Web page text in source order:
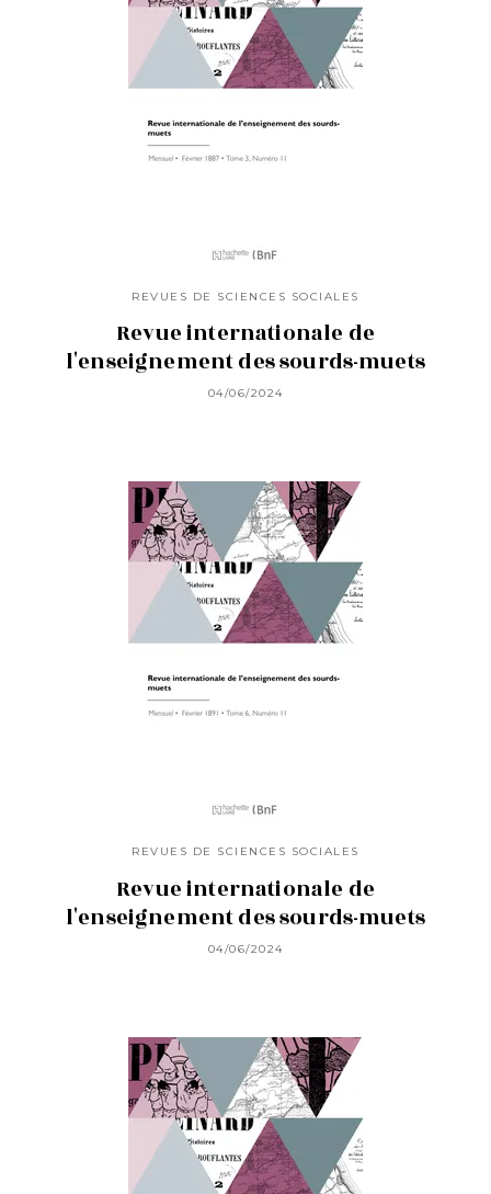
REVUES DE SCIENCES SOCIALES
Revue internationale de
l'enseignement des sourds-muets
04/06/2024
REVUES DE SCIENCES SOCIALES
Revue internationale de
l'enseignement des sourds-muets
04/06/2024